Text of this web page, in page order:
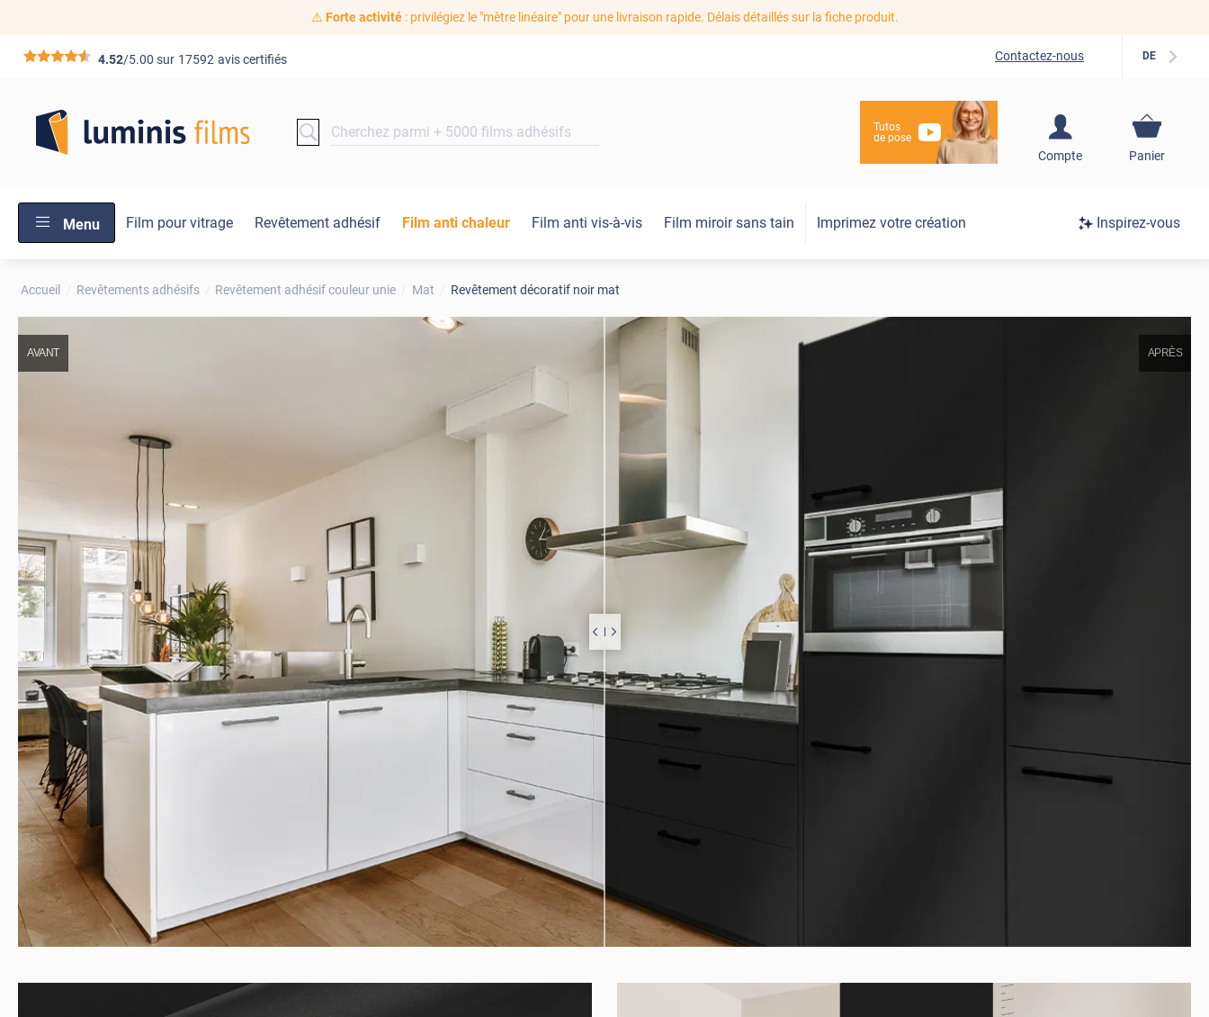
⚠️ Forte activité: privilégiez le "mètre linéaire" pour une livraison rapide. Délais détaillés sur la fiche produit.
*****4.52/5.00 sur 17592 avis certifiés Contactez-nous DE
Tutos
de pose
Compte
S'inscrire / Se
Panier
Menu Film pour vitrage Revêtement adhésif Film anti chaleur Film anti vis-à-vis Film miroir sans tain Imprimez votre création Inspirez-vous
Accueil Revêtements adhésifs Revêtement adhésif couleur unie Mat Revêtement décoratif noir mat
AVANT APRÈS